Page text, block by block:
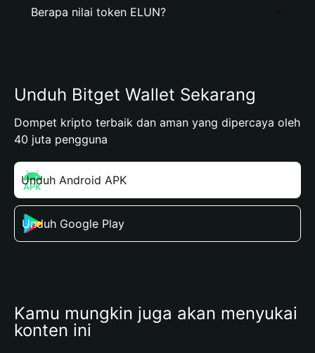
Berapa nilai token ELUN?
Unduh Bitget Wallet Sekarang
Dompet kripto terbaik dan aman yang dipercaya oleh
40 juta pengguna
Unduh Android APK
Unduh Google Play
Kamu mungkin juga akan menyukai
konten ini